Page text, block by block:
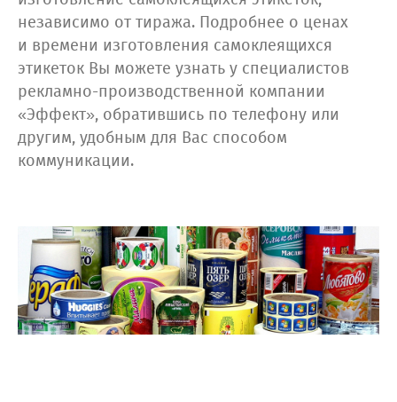
независимо от тиража. Подробнее о ценах
и времени изготовления самоклеящихся
этикеток Вы можете узнать у специалистов
рекламно-производственной компании
«Эффект», обратившись по телефону или
другим, удобным для Вас способом
коммуникации.